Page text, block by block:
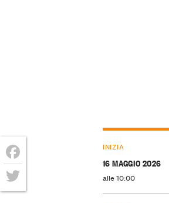
INIZIA
16 MAGGIO 2026
alle 10:00
Facebook
Twitter